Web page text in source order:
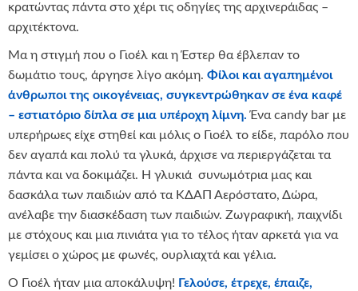
κρατώντας πάντα στο χέρι τις οδηγίες της αρχινεράιδας –
αρχιτέκτονα.
Μα η στιγμή που ο Γιοέλ και η Έστερ θα έβλεπαν το
δωμάτιο τους, άργησε λίγο ακόμη. Φίλοι και αγαπημένοι
άνθρωποι της οικογένειας, συγκεντρώθηκαν σε ένα καφέ
– εστιατόριο δίπλα σε μια υπέροχη λίμνη. Ένα candy bar με
υπερήρωες είχε στηθεί και μόλις ο Γιοέλ το είδε, παρόλο που
δεν αγαπά και πολύ τα γλυκά, άρχισε να περιεργάζεται τα
πάντα και να δοκιμάζει. Η γλυκιά συνωμότρια μας και
δασκάλα των παιδιών από τα ΚΔΑΠ Αερόστατο, Δώρα,
ανέλαβε την διασκέδαση των παιδιών. Ζωγραφική, παιχνίδι
με στόχους και μια πινιάτα για το τέλος ήταν αρκετά για να
γεμίσει ο χώρος με φωνές, ουρλιαχτά και γέλια.
Ο Γιοέλ ήταν μια αποκάλυψη! Γελούσε, έτρεχε, έπαιζε,